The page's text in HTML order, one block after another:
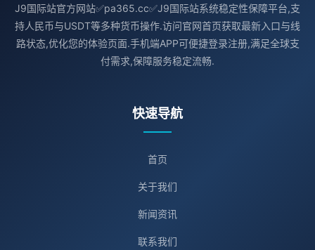
J9国际站官方网站✅pa365.cc✅J9国际站系统稳定性保障平台,支
持人民币与USDT等多种货币操作.访问官网首页获取最新入口与线
路状态,优化您的体验页面.手机端APP可便捷登录注册,满足全球支
付需求,保障服务稳定流畅.
快速导航
首页
关于我们
新闻资讯
联系我们